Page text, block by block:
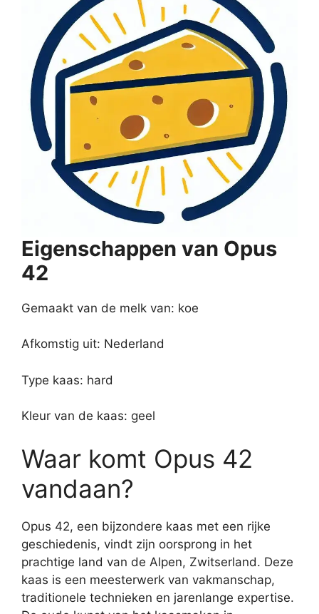
Eigenschappen van Opus
42
Gemaakt van de melk van: koe
Afkomstig uit: Nederland
Type kaas: hard
Kleur van de kaas: geel
Waar komt Opus 42
vandaan?
Opus 42, een bijzondere kaas met een rijke
geschiedenis, vindt zijn oorsprong in het
prachtige land van de Alpen, Zwitserland. Deze
kaas is een meesterwerk van vakmanschap,
traditionele technieken en jarenlange expertise.